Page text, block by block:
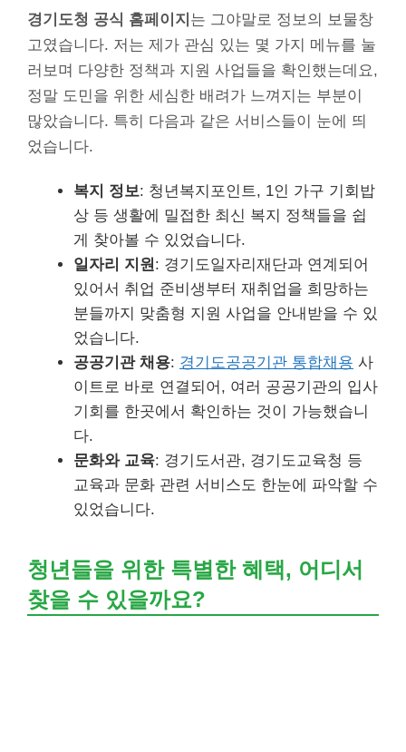
경기도청 공식 홈페이지 는 그야말로 정보의 보물창
고였습니다. 저는 제가 관심 있는 몇 가지 메뉴를 눌
러보며 다양한 정책과 지원 사업들을 확인했는데요,
정말 도민을 위한 세심한 배려가 느껴지는 부분이
많았습니다. 특히 다음과 같은 서비스들이 눈에 띄
었습니다.
복지 정보: 청년복지포인트, 1인 가구 기회밥
상 등 생활에 밀접한 최신 복지 정책들을 쉽
게 찾아볼 수 있었습니다.
일자리 지원 : 경기도일자리재단과 연계되어
있어서 취업 준비생부터 재취업을 희망하는
분들까지 맞춤형 지원 사업을 안내받을 수 있
었습니다.
공공기관 채용: 경기도공공기관 통합채용 사
이트로 바로 연결되어, 여러 공공기관의 입사
기회를 한곳에서 확인하는 것이 가능했습니
다.
문화와 교육: 경기도서관, 경기도교육청 등
교육과 문화 관련 서비스도 한눈에 파악할 수
있었습니다.
청년들을 위한 특별한 혜택, 어디서
찾을 수 있을까요?